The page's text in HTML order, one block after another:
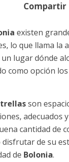
Compartir
existen
lo que llama la
un lugar dónde
como opción los
son
adecuados
cantidad de
de su
de Bolonia.